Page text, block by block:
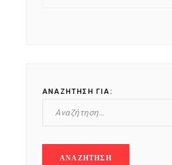
ΑΝΑΖΉΤΗΣΗ ΓΙΑ: